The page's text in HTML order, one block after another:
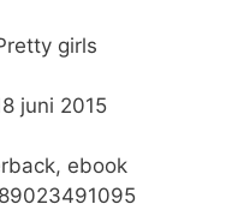
girls
juni 2015
ebook